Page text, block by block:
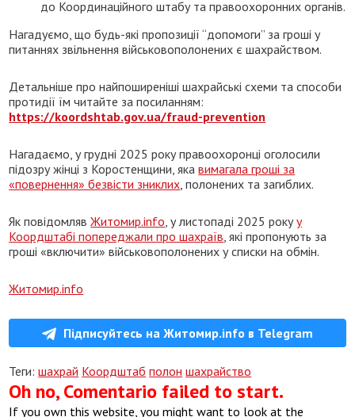
до Координаційного штабу та правоохоронних органів.
Нагадуємо, що будь-які пропозиції “допомоги” за гроші у
питаннях звільнення військовополонених є шахрайством.
Детальніше про найпоширеніші шахрайські схеми та способи
протидії їм читайте за посиланням:
https://koordshtab.gov.ua/fraud-prevention
Нагадаємо, у грудні 2025 року правоохоронці оголосили
підозру жінці з Коростенщини, якавимагала гроші за
«повернення» безвісти зниклих , полонених та загиблих.
Як повідомлявЖитомир.info , у листопаді 2025 рокуу
Коордштабі попереджали про шахраїв , які пропонують за
гроші «включити» військовополонених у списки на обмін.
Житомир.info
Підписуйтесь на Житомир.info в Telegram
Теги:шахрай Коордштаб полон шахрайство
Oh no, Comentario failed to start.
If you own this website, you might want to look at the